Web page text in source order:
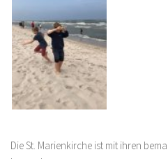
Die St. Marienkirche ist mit ihren